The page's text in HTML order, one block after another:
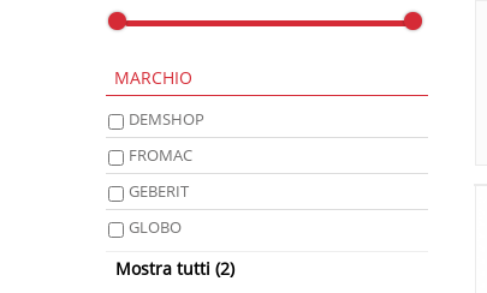
MARCHIO
DEMSHOP
FROMAC
GEBERIT
GLOBO
SANIPLAST
Mostra tutti (2)